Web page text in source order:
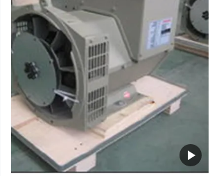
Voltage 110-240V Frequency 50HZ Speed
1500RPM Mounting dimensions Stamford
Type Winding